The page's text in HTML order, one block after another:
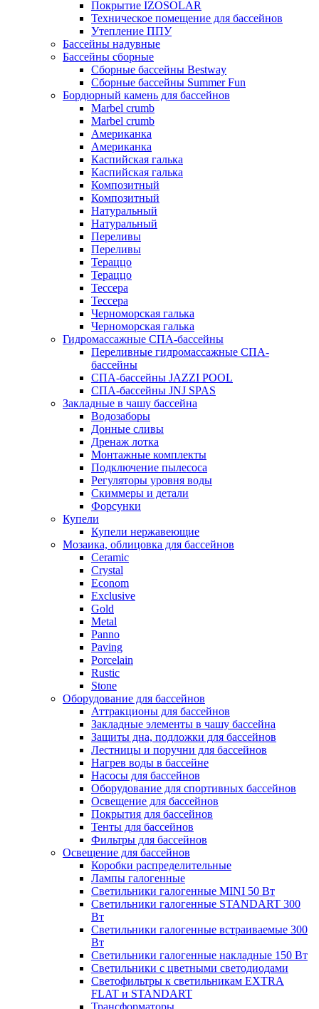
Покрытие IZOSOLAR
Техническое помещение для бассейнов
Утепление ППУ
Бассейны надувные
Бассейны сборные
Сборные бассейны Bestway
Сборные бассейны Summer Fun
Бордюрный камень для бассейнов
Marbel crumb
Marbel crumb
Американка
Американка
Каспийская галька
Каспийская галька
Композитный
Композитный
Натуральный
Натуральный
Переливы
Переливы
Тераццо
Тераццо
Тессера
Тессера
Черноморская галька
Черноморская галька
Гидромассажные СПА-бассейны
Переливные гидромассажные СПА-
бассейны
СПА-бассейны JAZZI POOL
СПА-бассейны JNJ SPAS
Закладные в чашу бассейна
Водозаборы
Донные сливы
Дренаж лотка
Монтажные комплекты
Подключение пылесоса
Регуляторы уровня воды
Скиммеры и детали
Форсунки
Купели
Купели нержавеющие
Мозаика, облицовка для бассейнов
Ceramic
Crystal
Econom
Exclusive
Gold
Metal
Panno
Paving
Porcelain
Rustic
Stone
Оборудование для бассейнов
Аттракционы для бассейнов
Закладные элементы в чашу бассейна
Защиты дна, подложки для бассейнов
Лестницы и поручни для бассейнов
Нагрев воды в бассейне
Насосы для бассейнов
Оборудование для спортивных бассейнов
Освещение для бассейнов
Покрытия для бассейнов
Тенты для бассейнов
Фильтры для бассейнов
Освещение для бассейнов
Коробки распределительные
Лампы галогенные
Светильники галогенные MINI 50 Вт
Светильники галогенные STANDART 300
Вт
Светильники галогенные встраиваемые 300
Вт
Светильники галогенные накладные 150 Вт
Светильники с цветными светодиодами
Светофильтры к светильникам EXTRA
FLAT и STANDART
Трансформаторы